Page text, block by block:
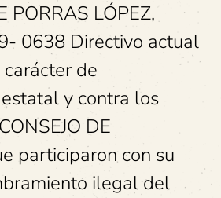
PORRAS LÓPEZ,
0638 Directivo actual
de
y contra los
DE
participaron con su
ilegal del